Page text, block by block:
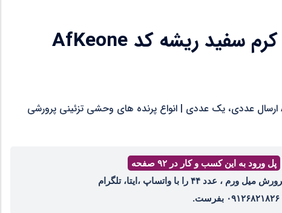
غذای پرندگان آروین فید مدل کرم سفید ریشه کد AfKeone
غذای پرندگان آروین فید مدل کرم سفید ریشه کد AfKeone ارسال عددی، یک عددی | انواع پرنده های وحشی تزئینی پرورشی
پل ورود به این کسب و کار در ۹۲ صفحه
۰۹۱۲۶۸۲۱۸۲۶ بفرست.